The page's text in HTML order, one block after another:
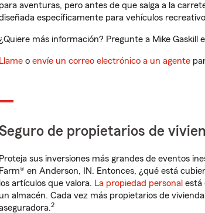
para aventuras, pero antes de que salga a la
específicamente para vehículos
más información? Pregunte a Mike
Llame o envíe un correo electrónico a un agente
Seguro de propietarios de
Proteja sus inversiones más grandes de eventos
Farm® en Anderson, IN. Entonces, ¿qué está
los artículos que valora. La propiedad personal está
un almacén. Cada vez más propietarios de
2